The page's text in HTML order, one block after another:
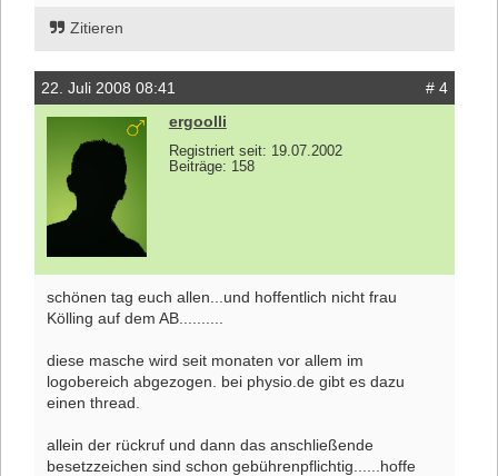
Zitieren
22. Juli 2008 08:41
# 4
ergoolli
Registriert seit: 19.07.2002
Beiträge: 158
schönen tag euch allen...und hoffentlich nicht frau
Kölling auf dem AB..........
diese masche wird seit monaten vor allem im
logobereich abgezogen. bei physio.de gibt es dazu
einen thread.
allein der rückruf und dann das anschließende
besetzzeichen sind schon gebührenpflichtig......hoffe